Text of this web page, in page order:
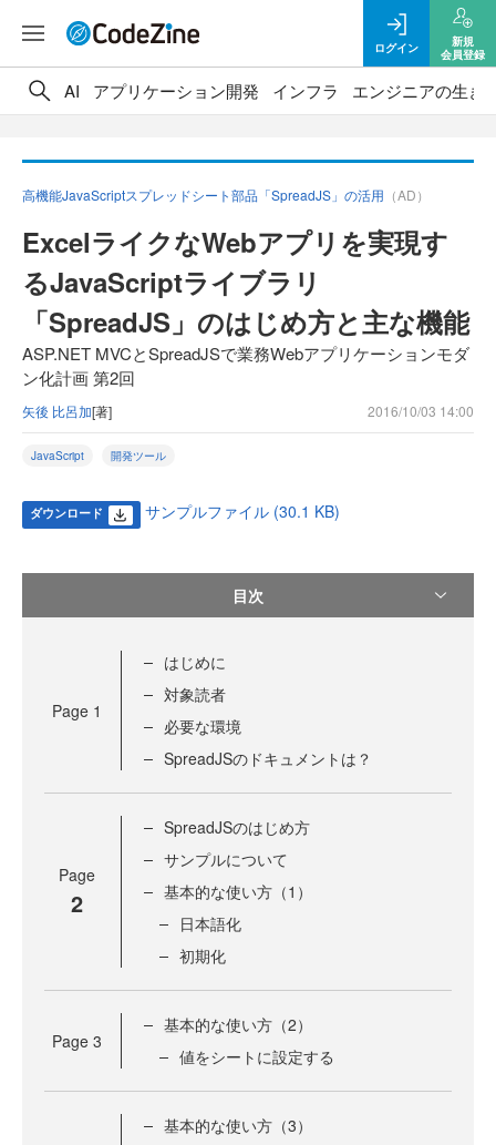
ログイン
新規
会員登録
AI アプリケーション開発 インフラ エンジニアの生き
高機能JavaScriptスプレッドシート部品「SpreadJS」の活用 （AD）
ExcelライクなWebアプリを実現す
るJavaScriptライブラリ
「SpreadJS」のはじめ方と主な機能
ASP.NET MVCとSpreadJSで業務Webアプリケーションモダ
ン化計画 第2回
矢後 比呂加[著] 2016/10/03 14:00
JavaScript 開発ツール
ダウンロード サンプルファイル (30.1 KB)
目次
Page 1
はじめに
対象読者
必要な環境
SpreadJSのドキュメントは？
Page
2
SpreadJSのはじめ方
サンプルについて
基本的な使い方（1）
日本語化
初期化
Page 3
基本的な使い方（2）
値をシートに設定する
基本的な使い方（3）